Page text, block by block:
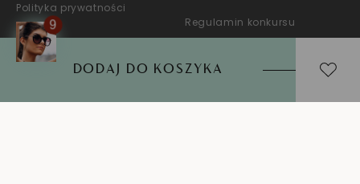
DODAJ DO KOSZYKA
Polityka prywatności
Regulamin konkursu